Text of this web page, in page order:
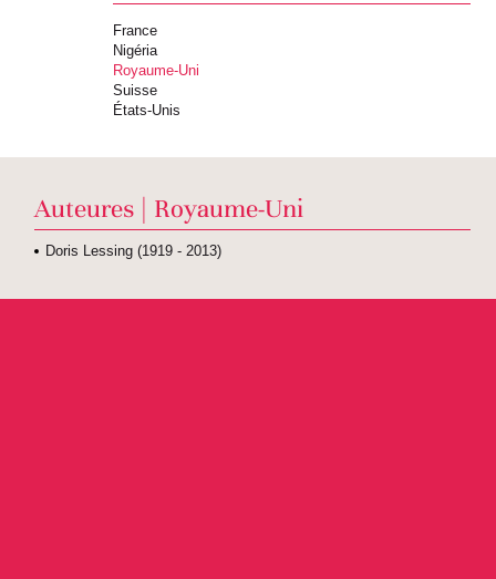
France
Nigéria
Royaume-Uni
Suisse
États-Unis
Auteures | Royaume-Uni
Doris Lessing (1919 - 2013)